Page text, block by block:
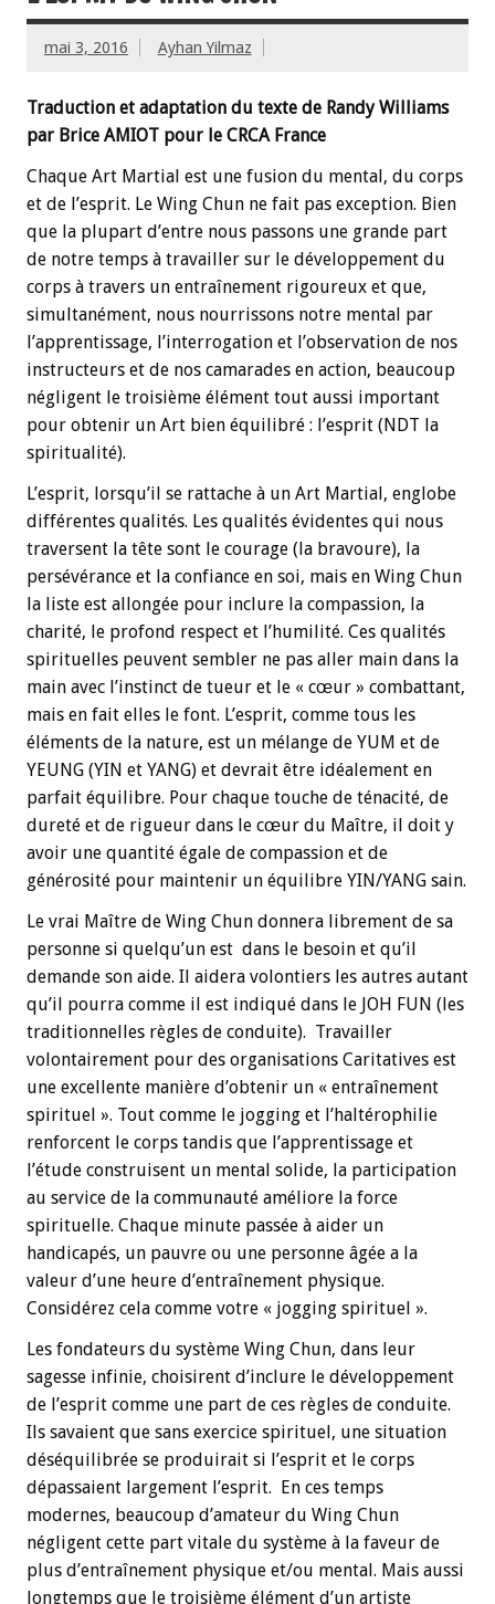
mai 3, 2016 Ayhan Yilmaz
Traduction et adaptation du texte de Randy Williams
par Brice AMIOT pour le CRCA France
Chaque Art Martial est une fusion du mental, du corps
et de l’esprit. Le Wing Chun ne fait pas exception. Bien
que la plupart d’entre nous passons une grande part
de notre temps à travailler sur le développement du
corps à travers un entraînement rigoureux et que,
simultanément, nous nourrissons notre mental par
l’apprentissage, l’interrogation et l’observation de nos
instructeurs et de nos camarades en action, beaucoup
négligent le troisième élément tout aussi important
pour obtenir un Art bien équilibré : l’esprit (NDT la
spiritualité).
L’esprit, lorsqu’il se rattache à un Art Martial, englobe
différentes qualités. Les qualités évidentes qui nous
traversent la tête sont le courage (la bravoure), la
persévérance et la confiance en soi, mais en Wing Chun
la liste est allongée pour inclure la compassion, la
charité, le profond respect et l’humilité. Ces qualités
spirituelles peuvent sembler ne pas aller main dans la
main avec l’instinct de tueur et le « cœur » combattant,
mais en fait elles le font. L’esprit, comme tous les
éléments de la nature, est un mélange de YUM et de
YEUNG (YIN et YANG) et devrait être idéalement en
parfait équilibre. Pour chaque touche de ténacité, de
dureté et de rigueur dans le cœur du Maître, il doit y
avoir une quantité égale de compassion et de
générosité pour maintenir un équilibre YIN/YANG sain.
Le vrai Maître de Wing Chun donnera librement de sa
personne si quelqu’un est dans le besoin et qu’il
demande son aide. Il aidera volontiers les autres autant
qu’il pourra comme il est indiqué dans le JOH FUN (les
traditionnelles règles de conduite). Travailler
volontairement pour des organisations Caritatives est
une excellente manière d’obtenir un « entraînement
spirituel ». Tout comme le jogging et l’haltérophilie
renforcent le corps tandis que l’apprentissage et
l’étude construisent un mental solide, la participation
au service de la communauté améliore la force
spirituelle. Chaque minute passée à aider un
handicapés, un pauvre ou une personne âgée a la
valeur d’une heure d’entraînement physique.
Considérez cela comme votre « jogging spirituel ».
Les fondateurs du système Wing Chun, dans leur
sagesse infinie, choisirent d’inclure le développement
de l’esprit comme une part de ces règles de conduite.
Ils savaient que sans exercice spirituel, une situation
déséquilibrée se produirait si l’esprit et le corps
dépassaient largement l’esprit. En ces temps
modernes, beaucoup d’amateur du Wing Chun
négligent cette part vitale du système à la faveur de
plus d’entraînement physique et/ou mental. Mais aussi
longtemps que le troisième élément d’un artiste